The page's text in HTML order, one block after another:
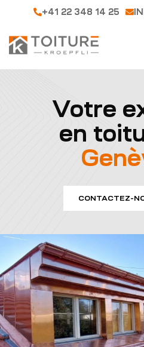
+41 22 348 14 25
Votre
en
CONTACTEZ-